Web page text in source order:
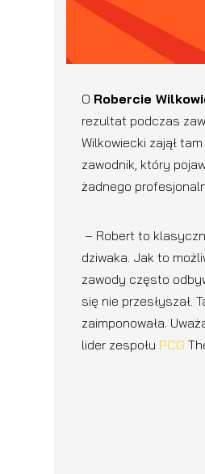
O Robercie
rezultat podczas
Wilkowiecki zajął
zawodnik, który
żadnego
– Robert to
dziwaka. Jak to
zawody często
się nie przesłyszał.
zaimponowała.
lider zespołu PCG